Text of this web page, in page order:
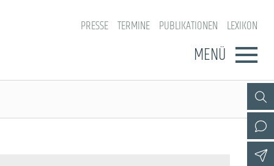
PRESSE TERMINE PUBLIKATIONEN LEXIKON
MENÜ